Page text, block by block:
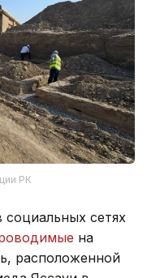
РК
сетях
на
расположенной